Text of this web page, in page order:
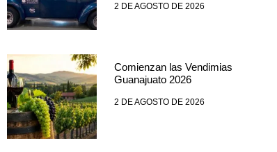
2 DE AGOSTO DE 2026
Comienzan las Vendimias
Guanajuato 2026
2 DE AGOSTO DE 2026